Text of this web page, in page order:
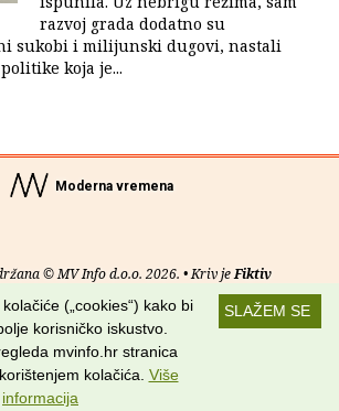
razvoj grada dodatno su
sukobi i milijunski dugovi, nastali
koja je...
Moderna vremena
© MV Info d.o.o. 2026. • Kriv jeFiktiv
Uvjeti korištenja RSS kanali
Potraži nas na:
SLAŽEM SE
(„cookies“) kako bi
korisničko iskustvo.
mvinfo.hr stranica
kolačića. Više
informacija